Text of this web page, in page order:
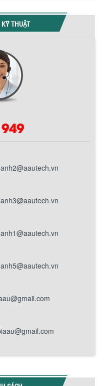
THUẬT
hàng
mua hàng
hành